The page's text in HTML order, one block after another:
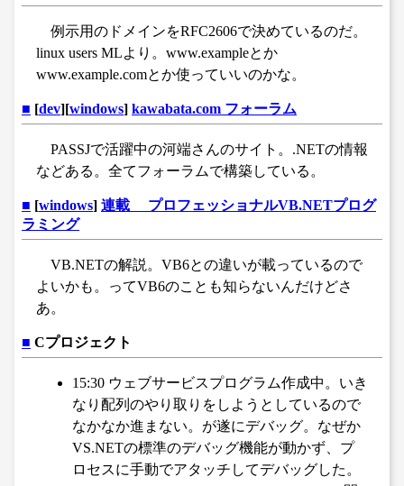
例示用のドメインをRFC2606で決めているのだ。
linux users MLより。www.exampleとか
www.example.comとか使っていいのかな。
■ [dev][windows] kawabata.com フォーラム
PASSJで活躍中の河端さんのサイト。.NETの情報
などある。全てフォーラムで構築している。
■ [windows] 連載 プロフェッショナルVB.NETプログ
ラミング
VB.NETの解説。VB6との違いが載っているので
よいかも。ってVB6のことも知らないんだけどさ
あ。
■ Cプロジェクト
15:30 ウェブサービスプログラム作成中。いき
なり配列のやり取りをしようとしているので
なかなか進まない。が遂にデバッグ。なぜか
VS.NETの標準のデバッグ機能が動かず、プ
ロセスに手動でアタッチしてデバッグした。